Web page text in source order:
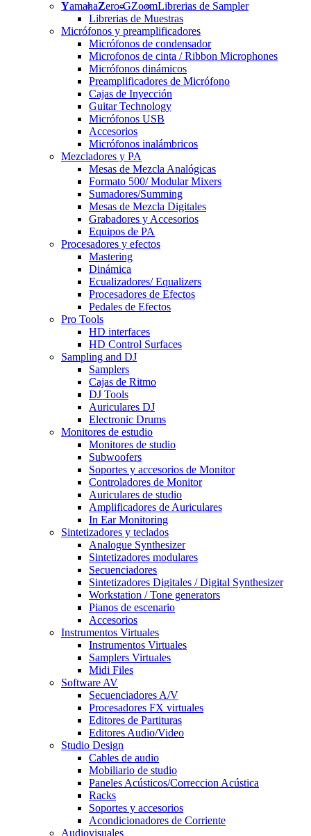
YamahaZero-GZoomLibrerias de Sampler
Librerias de Muestras
Micrófonos y preamplificadores
Micrófonos de condensador
Microfonos de cinta / Ribbon Microphones
Micrófonos dinámicos
Preamplificadores de Micrófono
Cajas de Inyección
Guitar Technology
Micrófonos USB
Accesorios
Micrófonos inalámbricos
Mezcladores y PA
Mesas de Mezcla Analógicas
Formato 500/ Modular Mixers
Sumadores/Summing
Mesas de Mezcla Digitales
Grabadores y Accesorios
Equipos de PA
Procesadores y efectos
Mastering
Dinámica
Ecualizadores/ Equalizers
Procesadores de Efectos
Pedales de Efectos
Pro Tools
HD interfaces
HD Control Surfaces
Sampling and DJ
Samplers
Cajas de Ritmo
DJ Tools
Auriculares DJ
Electronic Drums
Monitores de estudio
Monitores de studio
Subwoofers
Soportes y accesorios de Monitor
Controladores de Monitor
Auriculares de studio
Amplificadores de Auriculares
In Ear Monitoring
Sintetizadores y teclados
Analogue Synthesizer
Sintetizadores modulares
Secuenciadores
Sintetizadores Digitales / Digital Synthesizer
Workstation / Tone generators
Pianos de escenario
Accesorios
Instrumentos Virtuales
Instrumentos Virtuales
Samplers Virtuales
Midi Files
Software AV
Secuenciadores A/V
Procesadores FX virtuales
Editores de Partituras
Editores Audio/Video
Studio Design
Cables de audio
Mobiliario de studio
Paneles Acústicos/Correccion Acústica
Racks
Soportes y accesorios
Acondicionadores de Corriente
Audiovisuales